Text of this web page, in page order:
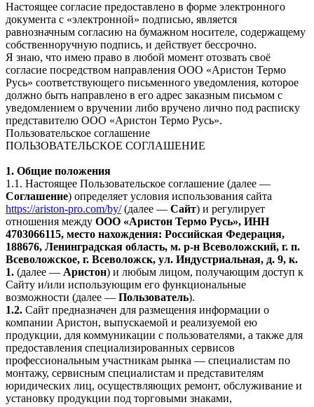
Настоящее согласие предоставлено в форме электронного
документа с «электронной» подписью, является
равнозначным согласию на бумажном носителе, содержащему
собственноручную подпись, и действует бессрочно.
Я знаю, что имею право в любой момент отозвать своё
согласие посредством направления ООО «Аристон Термо
Русь» соответствующего письменного уведомления, которое
должно быть направлено в его адрес заказным письмом с
уведомлением о вручении либо вручено лично под расписку
представителю ООО «Аристон Термо Русь».
Пользовательское соглашение
ПОЛЬЗОВАТЕЛЬСКОЕ СОГЛАШЕНИЕ
1. Общие положения
1.1. Настоящее Пользовательское соглашение (далее —
Соглашение) определяет условия использования сайта
https://ariston-pro.com/by/(далее — Сайт) и регулирует
отношения между ООО «Аристон Термо Русь», ИНН
4703066115, место нахождения: Российская Федерация,
188676, Ленинградская область, м. р-н Всеволожский, г. п.
Всеволожское, г. Всеволожск, ул. Индустриальная, д. 9, к.
1. (далее — Аристон) и любым лицом, получающим доступ к
Сайту и/или использующим его функциональные
возможности (далее — Пользователь).
1.2. Сайт предназначен для размещения информации о
компании Аристон, выпускаемой и реализуемой ею
продукции, для коммуникации с пользователями, а также для
предоставления специализированных сервисов
профессиональным участникам рынка — специалистам по
монтажу, сервисным специалистам и представителям
юридических лиц, осуществляющих ремонт, обслуживание и
установку продукции под торговыми знаками,